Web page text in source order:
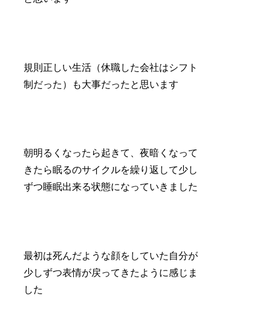
規則正しい生活（休職した会社はシフト
制だった）も大事だったと思います
朝明るくなったら起きて、夜暗くなって
きたら眠るのサイクルを繰り返して少し
ずつ睡眠出来る状態になっていきました
最初は死んだような顔をしていた自分が
少しずつ表情が戻ってきたように感じま
した